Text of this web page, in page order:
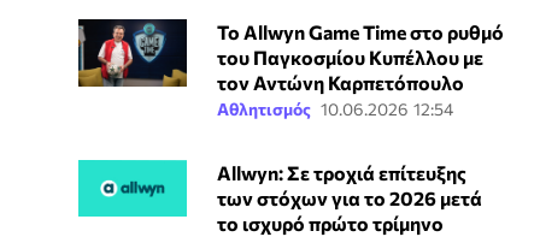
Το Allwyn Game Time στο ρυθμό
του Παγκοσμίου Κυπέλλου με
τον Αντώνη Καρπετόπουλο
Αθλητισμός 10.06.2026 12:54
Allwyn: Σε τροχιά επίτευξης
των στόχων για το 2026 μετά
το ισχυρό πρώτο τρίμηνο